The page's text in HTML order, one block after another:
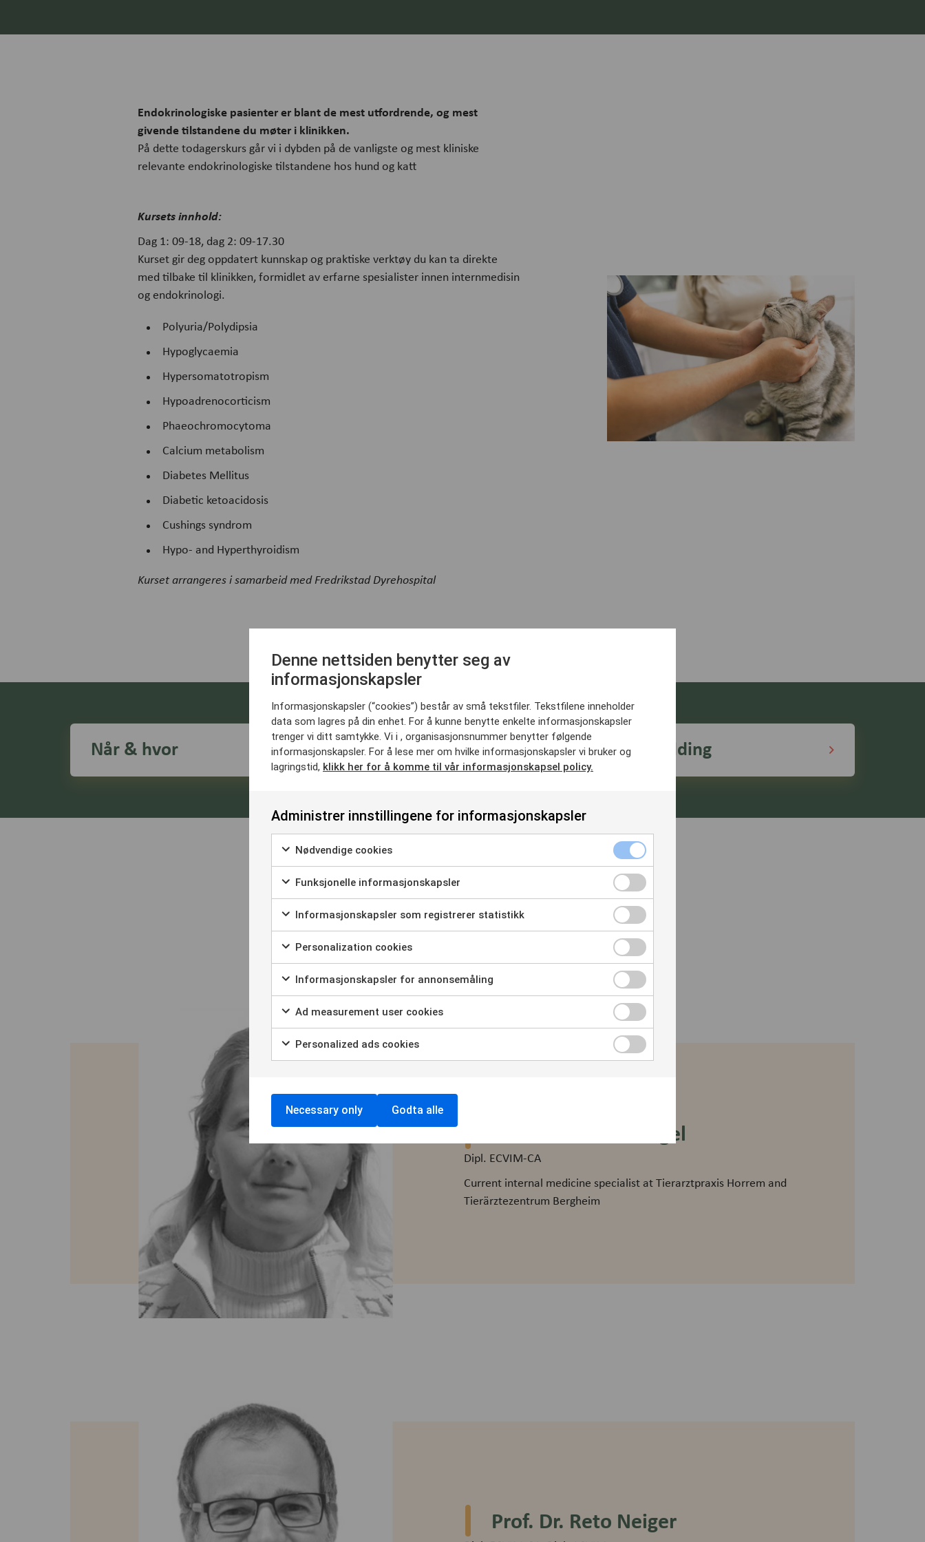
Endokrinologiske pasienter er blant de mest utfordrende, og mest
givende tilstandene du møter i klinikken.
På dette todagerskurs går vi i dybden på de vanligste og mest kliniske
relevante endokrinologiske tilstandene hos hund og katt
Kursets innhold:
Dag 1: 09-18, dag 2: 09-17.30
Kurset gir deg oppdatert kunnskap og praktiske verktøy du kan ta direkte
med tilbake til klinikken, formidlet av erfarne spesialister innen internmedisin
og endokrinologi.
Polyuria/Polydipsia
Hypoglycaemia
Hypersomatotropism
Hypoadrenocorticism
Phaeochromocytoma
Calcium metabolism
Diabetes Mellitus
Diabetic ketoacidosis
Cushings syndrom
Hypo- and Hyperthyroidism
Kurset arrangeres i samarbeid med Fredrikstad Dyrehospital
Når & hvor Pris Påmelding
Foredragsholdere:
Dr. Christiane Stengel
Dipl. ECVIM-CA
Current internal medicine specialist at Tierarztpraxis Horrem and
Tierärztezentrum Bergheim
Prof. Dr. Reto Neiger
Denne nettsiden benytter seg av
informasjonskapsler
Informasjonskapsler (“cookies”) består av små tekstfiler. Tekstfilene inneholder
data som lagres på din enhet. For å kunne benytte enkelte informasjonskapsler
trenger vi ditt samtykke. Vi i , organisasjonsnummer benytter følgende
informasjonskapsler. For å lese mer om hvilke informasjonskapsler vi bruker og
lagringstid, klikk her for å komme til vår informasjonskapsel policy.
Administrer innstillingene for informasjonskapsler
Nødvendige cookies
Funksjonelle informasjonskapsler
Informasjonskapsler som registrerer statistikk
Personalization cookies
Informasjonskapsler for annonsemåling
Ad measurement user cookies
Personalized ads cookies
Necessary only Godta alle